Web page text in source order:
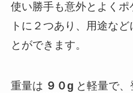
使い勝手も意外とよく
トに２つあり、用途な
とができます。
重量は ９０g と軽量で